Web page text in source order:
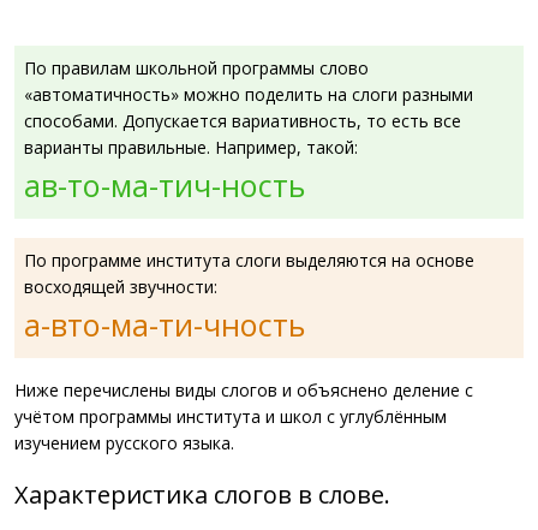
По правилам школьной программы слово
«автоматичность» можно поделить на слоги разными
способами. Допускается вариативность, то есть все
варианты правильные. Например, такой:
ав-то-ма-тич-ность
По программе института слоги выделяются на основе
восходящей звучности:
а-вто-ма-ти-чность
Ниже перечислены виды слогов и объяснено деление с
учётом программы института и школ с углублённым
изучением русского языка.
Характеристика слогов в слове.